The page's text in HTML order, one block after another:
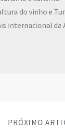
do vinho e
internacional da
PRÓXIMO